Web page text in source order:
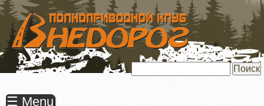
ПЕРЕЙТИ
ОСНОВНОМУ
СОДЕРЖАНИЮ
☰ Menu